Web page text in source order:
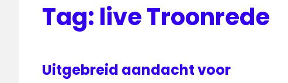
Tag: live Troonrede
Uitgebreid aandacht voor